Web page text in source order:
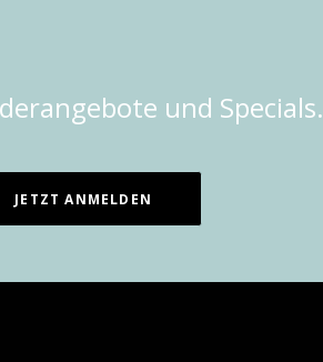
und Specials.